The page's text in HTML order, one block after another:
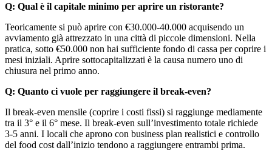
Q: Qual è il capitale minimo per aprire un ristorante?
Teoricamente si può aprire con €30.000-40.000 acquisendo un
avviamento già attrezzato in una città di piccole dimensioni. Nella
pratica, sotto €50.000 non hai sufficiente fondo di cassa per coprire i
mesi iniziali. Aprire sottocapitalizzati è la causa numero uno di
chiusura nel primo anno.
Q: Quanto ci vuole per raggiungere il break-even?
Il break-even mensile (coprire i costi fissi) si raggiunge mediamente
tra il 3° e il 6° mese. Il break-even sull’investimento totale richiede
3-5 anni. I locali che aprono con business plan realistici e controllo
del food cost dall’inizio tendono a raggiungere entrambi prima.